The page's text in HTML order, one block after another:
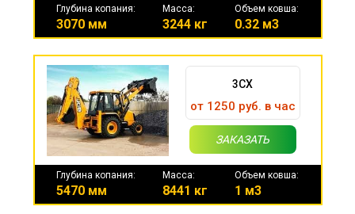
Глубина копания:
3070 мм
Масса:
3244 кг
Объем ковша:
0.32 м3
3CX
от 1250 руб. в час
ЗАКАЗАТЬ
Глубина копания:
5470 мм
Масса:
8441 кг
Объем ковша:
1 м3